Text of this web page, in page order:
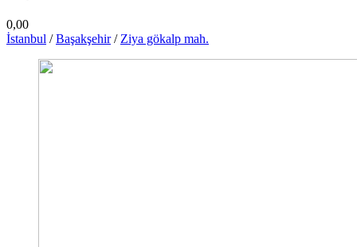
0,00
İstanbul /Başakşehir/ Ziya gökalp mah.